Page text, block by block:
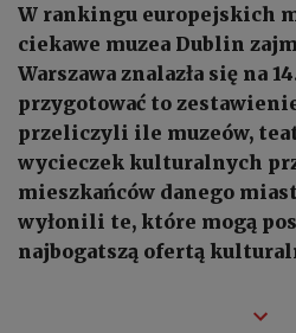
W rankingu europejskich
ciekawe muzea Dublin
Warszawa znalazła się na
przygotować to
przeliczyli ile muzeów,
wycieczek kulturalnych
mieszkańców danego
wyłonili te, które mogą
najbogatszą ofertą